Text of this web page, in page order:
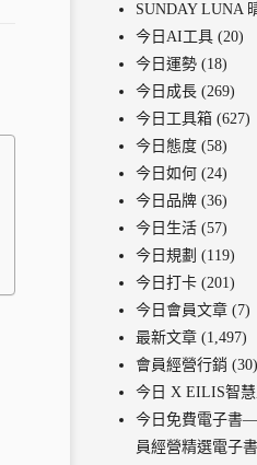
SUNDAY LUNA
今日AI工具 (20)
今日運勢 (18)
今日成長 (269)
今日工具箱 (627)
今日態度 (58)
今日如何 (24)
今日品牌 (36)
今日生活 (57)
今日規劃 (119)
今日打卡 (201)
今日會員文章 (7)
最新文章 (1,497)
會員經營行銷 (30)
今日 X EILIS智
今日免費電子書
員經營精選電子